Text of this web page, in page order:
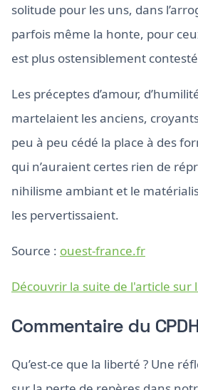
solitude pour les uns, dans
parfois même la honte, pour
est plus ostensiblement
Les préceptes d’amour,
martelaient les anciens,
peu à peu cédé la place à des
qui n’auraient certes rien de
nihilisme ambiant et le
les pervertissaient.
Source : ouest-france.fr
Découvrir la suite de l'article sur
Commentaire du CPDH
Qu’est-ce que la liberté ? Une